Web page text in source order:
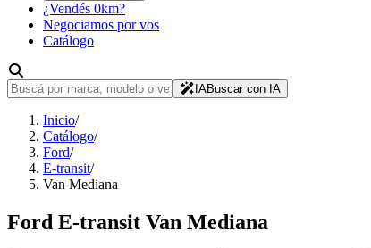
¿Vendés 0km?
Negociamos por vos
Catálogo
IABuscar con IA
Inicio/
Catálogo/
Ford/
E-transit/
Van Mediana
Ford E-transit Van Mediana